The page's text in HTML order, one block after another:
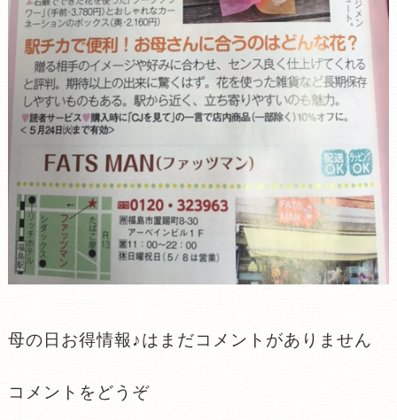
母の日お得情報♪はまだコメントがありません
コメントをどうぞ